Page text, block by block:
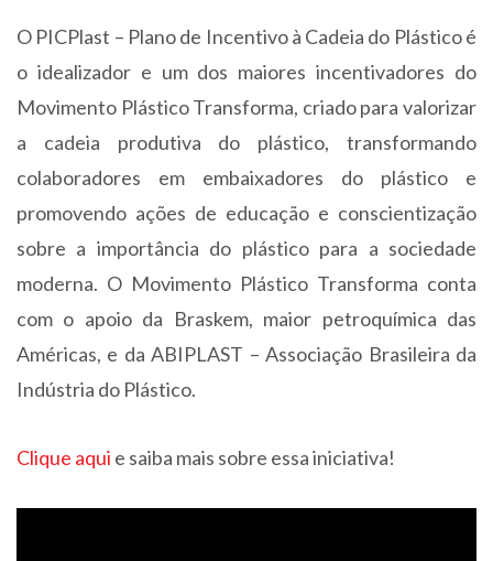
O PICPlast – Plano de Incentivo à Cadeia do Plástico é
o idealizador e um dos maiores incentivadores do
Movimento Plástico Transforma, criado para valorizar
a cadeia produtiva do plástico, transformando
colaboradores em embaixadores do plástico e
promovendo ações de educação e conscientização
sobre a importância do plástico para a sociedade
moderna. O Movimento Plástico Transforma conta
com o apoio da Braskem, maior petroquímica das
Américas, e da ABIPLAST – Associação Brasileira da
Indústria do Plástico.
Clique aqui e saiba mais sobre essa iniciativa!